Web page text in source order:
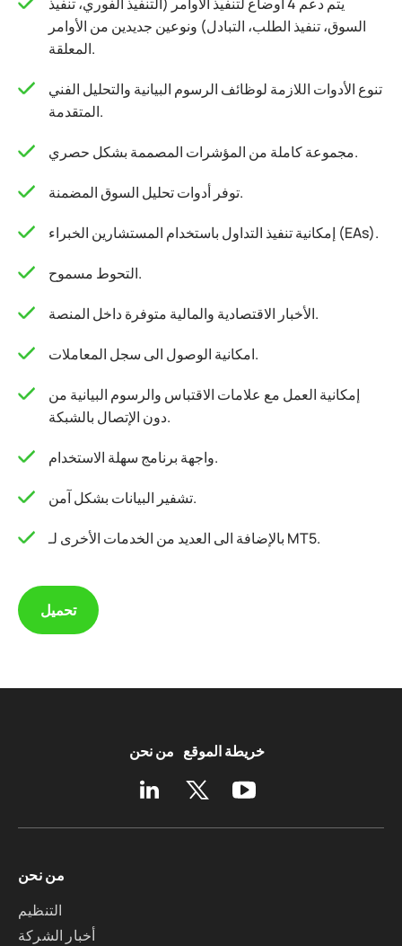
السوق، تنفيذ الطلب، التبادل) ونوعين جديدين من الأوامر
المعلقة.
تنوع الأدوات اللازمة لوظائف الرسوم البيانية والتحليل الفني
المتقدمة.
مجموعة كاملة من المؤشرات المصممة بشكل حصري.
توفر أدوات تحليل السوق المضمنة.
إمكانية تنفيذ التداول باستخدام المستشارين الخبراء (EAs).
التحوط مسموح.
الأخبار الاقتصادية والمالية متوفرة داخل المنصة.
امكانية الوصول الى سجل المعاملات.
إمكانية العمل مع علامات الاقتباس والرسوم البيانية من
دون الإتصال بالشبكة.
واجهة برنامج سهلة الاستخدام.
تشفير البيانات بشكل آمن.
بالإضافة الى العديد من الخدمات الأخرى لـ MT5.
تحميل
من نحن خريطة الموقع
من نحن
التنظيم
أخبار الشركة